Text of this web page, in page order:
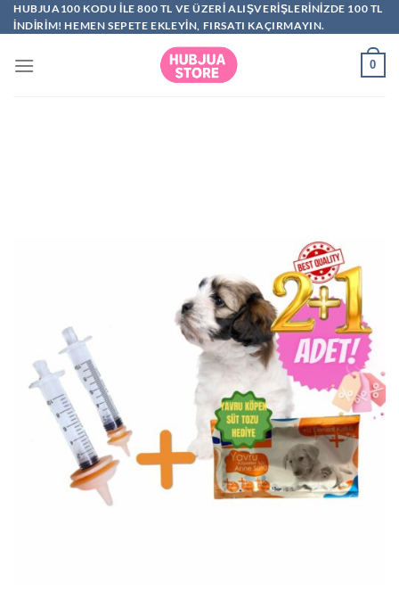
İçeriğe
atla
HUBJUA100 KODU ILE 800 TL VE ÜZERI ALIŞVERIŞLERINIZDE 100 TL
INDIRIM! HEMEN SEPETE EKLEYIN, FIRSATI KAÇIRMAYIN.
0